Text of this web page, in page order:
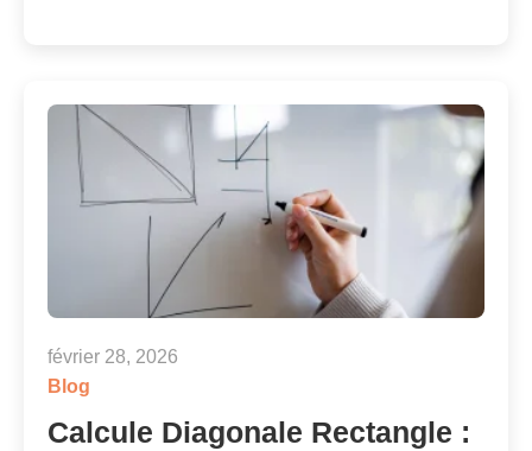
février 28, 2026
Blog
Calcule Diagonale Rectangle :